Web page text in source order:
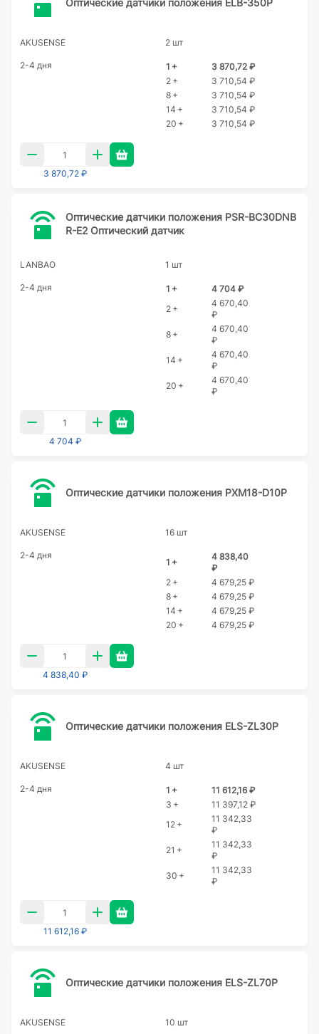
AKUSENSE 2 шт
2-4 дня 1 +
3 870,72 ₽
2 +
3 710,54 ₽
8 +
3 710,54 ₽
14 +
3 710,54 ₽
20 +
3 710,54 ₽
3 870,72 ₽
Оптические датчики положения PSR-BC30DNB
R-E2 Оптический датчик
LANBAO 1 шт
2-4 дня 1 +
4 704 ₽
2 +
4 670,40
₽
8 +
4 670,40
₽
14 +
4 670,40
₽
20 +
4 670,40
₽
4 704 ₽
Оптические датчики положения PXM18-D10P
AKUSENSE 16 шт
2-4 дня
1 +
4 838,40
₽
2 +
4 679,25 ₽
8 +
4 679,25 ₽
14 +
4 679,25 ₽
20 +
4 679,25 ₽
4 838,40 ₽
Оптические датчики положения ELS-ZL30P
AKUSENSE 4 шт
2-4 дня 1 +
11 612,16 ₽
3 +
11 397,12 ₽
12 +
11 342,33
₽
21 +
11 342,33
₽
30 +
11 342,33
₽
11 612,16 ₽
Оптические датчики положения ELS-ZL70P
AKUSENSE 10 шт